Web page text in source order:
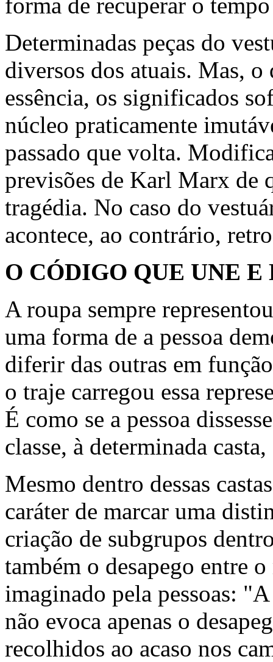
Determinadas peças do
diversos dos atuais. Mas,
essência, os significados
núcleo praticamente
passado que volta.
previsões de Karl Marx de
tragédia. No caso do
acontece, ao contrário,
O CÓDIGO QUE UNE
A roupa sempre
uma forma de a pessoa
diferir das outras em
o traje carregou essa
É como se a pessoa
classe, à determinada
Mesmo dentro dessas
caráter de marcar uma
criação de subgrupos
também o desapego entre
imaginado pela pessoas:
não evoca apenas o
recolhidos ao acaso nos